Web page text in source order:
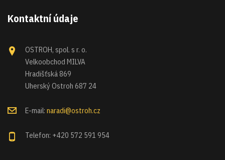
Kontaktní údaje
OSTROH, spol. s r. o.
Velkoobchod MILVA
Hradišťská 869
Uherský Ostroh 687 24
E-mail: naradi@ostroh.cz
Telefon: +420 572 591 954